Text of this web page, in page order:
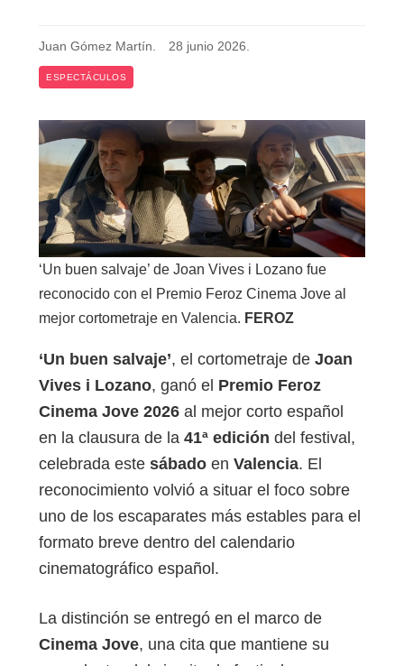
Juan Gómez Martín. 28 junio 2026.
ESPECTÁCULOS
‘Un buen salvaje’ de Joan Vives i Lozano fue
reconocido con el Premio Feroz Cinema Jove al
mejor cortometraje en Valencia. FEROZ
‘Un buen salvaje’, el cortometraje de Joan
Vives i Lozano, ganó el Premio Feroz
Cinema Jove 2026 al mejor corto español
en la clausura de la 41ª edición del festival,
celebrada este sábado en Valencia. El
reconocimiento volvió a situar el foco sobre
uno de los escaparates más estables para el
formato breve dentro del calendario
cinematográfico español.
La distinción se entregó en el marco de
Cinema Jove, una cita que mantiene su